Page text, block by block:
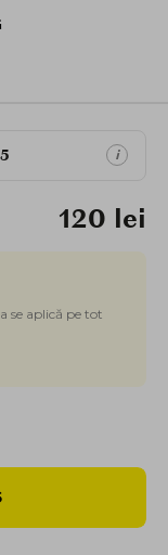
i
120 lei
se aplică pe tot